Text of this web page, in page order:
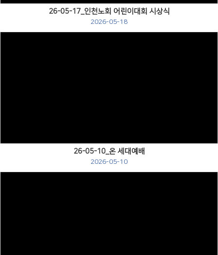
26-05-17_인천노회 어린이대회 시상식
2026-05-18
26-05-10_온 세대예배
2026-05-10